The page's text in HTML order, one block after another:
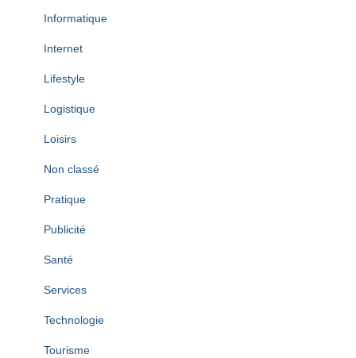
Informatique
Internet
Lifestyle
Logistique
Loisirs
Non classé
Pratique
Publicité
Santé
Services
Technologie
Tourisme